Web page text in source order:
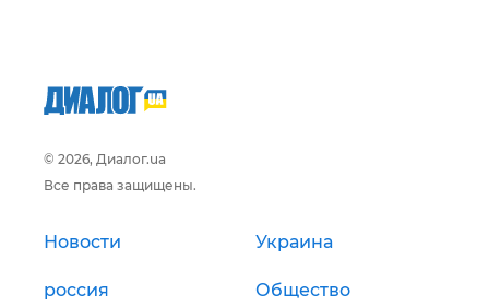
© 2026, Диалог.ua
Все права защищены.
Новости Украина
россия Общество